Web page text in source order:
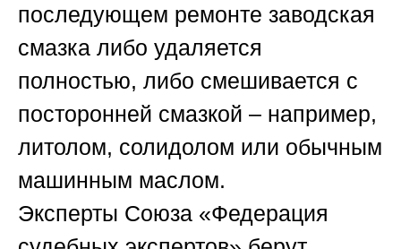
последующем ремонте заводская
смазка либо удаляется
полностью, либо смешивается с
посторонней смазкой – например,
литолом, солидолом или обычным
машинным маслом.
Эксперты Союза «Федерация